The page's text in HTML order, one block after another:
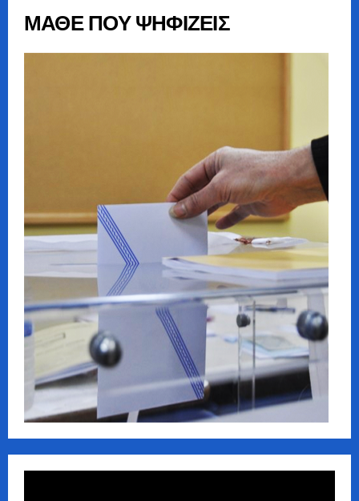
ΜΑΘΕ ΠΟΥ ΨΗΦΙΖΕΙΣ